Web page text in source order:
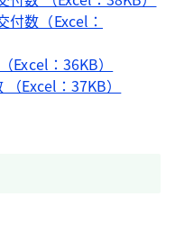
付数（Excel：
Excel：36KB）
Excel：37KB）